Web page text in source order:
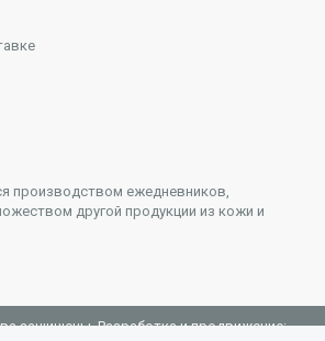
производством ежедневников,
другой продукции из кожи и
защищены. Разработка и продвижение: